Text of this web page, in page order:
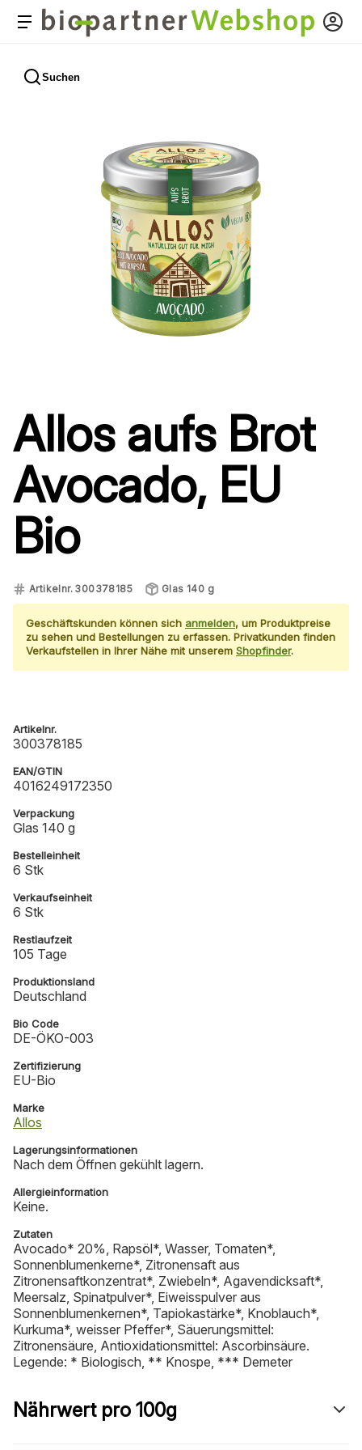
Suchen
Allos aufs Brot
Avocado, EU
Bio
Artikelnr. 300378185 Glas 140 g
Geschäftskunden können sich anmelden, um Produktpreise
zu sehen und Bestellungen zu erfassen. Privatkunden finden
Verkaufstellen in Ihrer Nähe mit unserem Shopfinder.
Artikelnr.
300378185
EAN/GTIN
4016249172350
Verpackung
Glas 140 g
Bestelleinheit
6 Stk
Verkaufseinheit
6 Stk
Restlaufzeit
105 Tage
Produktionsland
Deutschland
Bio Code
DE-ÖKO-003
Zertifizierung
EU-Bio
Marke
Allos
Lagerungsinformationen
Nach dem Öffnen gekühlt lagern.
Allergieinformation
Keine.
Zutaten
Avocado* 20%, Rapsöl*, Wasser, Tomaten*,
Sonnenblumenkerne*, Zitronensaft aus
Zitronensaftkonzentrat*, Zwiebeln*, Agavendicksaft*,
Meersalz, Spinatpulver*, Eiweisspulver aus
Sonnenblumenkernen*, Tapiokastärke*, Knoblauch*,
Kurkuma*, weisser Pfeffer*, Säuerungsmittel:
Zitronensäure, Antioxidationsmittel: Ascorbinsäure.
Legende: * Biologisch, ** Knospe, *** Demeter
Nährwert pro 100g